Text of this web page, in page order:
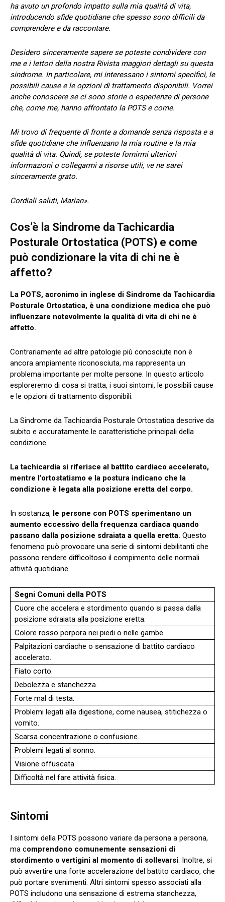
ha avuto un profondo impatto sulla mia qualità di vita,
introducendo sfide quotidiane che spesso sono difficili da
comprendere e da raccontare.
Desidero sinceramente sapere se poteste condividere con
me e i lettori della nostra Rivista maggiori dettagli su questa
sindrome. In particolare, mi interessano i sintomi specifici, le
possibili cause e le opzioni di trattamento disponibili. Vorrei
anche conoscere se ci sono storie o esperienze di persone
che, come me, hanno affrontato la POTS e come.
Mi trovo di frequente di fronte a domande senza risposta e a
sfide quotidiane che influenzano la mia routine e la mia
qualità di vita. Quindi, se poteste fornirmi ulteriori
informazioni o collegarmi a risorse utili, ve ne sarei
sinceramente grato.
Cordiali saluti, Marian».
Cos’è la Sindrome da Tachicardia
Posturale Ortostatica (POTS) e come
può condizionare la vita di chi ne è
affetto?
La POTS, acronimo in inglese di Sindrome da Tachicardia
Posturale Ortostatica, è una condizione medica che può
influenzare notevolmente la qualità di vita di chi ne è
affetto.
Contrariamente ad altre patologie più conosciute non è
ancora ampiamente riconosciuta, ma rappresenta un
problema importante per molte persone. In questo articolo
esploreremo di cosa si tratta, i suoi sintomi, le possibili cause
e le opzioni di trattamento disponibili.
La Sindrome da Tachicardia Posturale Ortostatica descrive da
subito e accuratamente le caratteristiche principali della
condizione.
La tachicardia si riferisce al battito cardiaco accelerato,
mentre l’ortostatismo e la postura indicano che la
condizione è legata alla posizione eretta del corpo.
In sostanza, le persone con POTS sperimentano un
aumento eccessivo della frequenza cardiaca quando
passano dalla posizione sdraiata a quella eretta. Questo
fenomeno può provocare una serie di sintomi debilitanti che
possono rendere difficoltoso il compimento delle normali
attività quotidiane.
Segni Comuni della POTS
Cuore che accelera e stordimento quando si passa dalla
posizione sdraiata alla posizione eretta.
Colore rosso porpora nei piedi o nelle gambe.
Palpitazioni cardiache o sensazione di battito cardiaco
accelerato.
Fiato corto.
Debolezza e stanchezza.
Forte mal di testa.
Problemi legati alla digestione, come nausea, stitichezza o
vomito.
Scarsa concentrazione o confusione.
Problemi legati al sonno.
Visione offuscata.
Difficoltà nel fare attività fisica.
Sintomi
I sintomi della POTS possono variare da persona a persona,
ma comprendono comunemente sensazioni di
stordimento o vertigini al momento di sollevarsi. Inoltre, si
può avvertire una forte accelerazione del battito cardiaco, che
può portare svenimenti. Altri sintomi spesso associati alla
POTS includono una sensazione di estrema stanchezza,